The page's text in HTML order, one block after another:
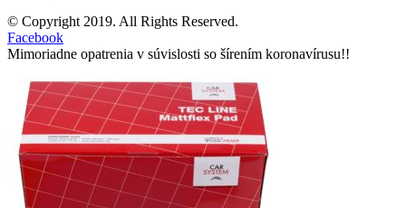
© Copyright 2019. All Rights Reserved.
Facebook
Mimoriadne opatrenia v súvislosti so šírením koronavírusu!!